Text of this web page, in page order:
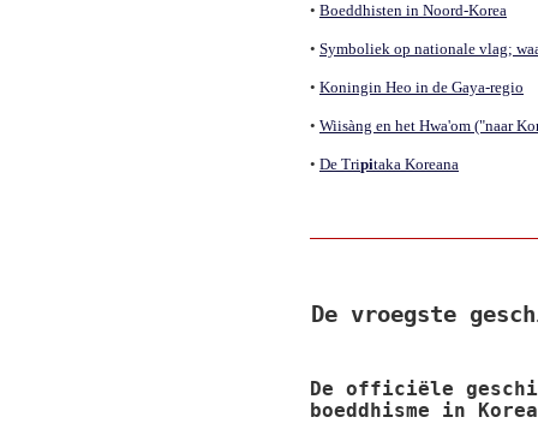
• Boeddhisten in Noord-Korea
• Symboliek op nationale vlag;
• Koningin Heo in de Gaya-regio
• Wiisàng en het Hwa'om ("naar
• De Tripitaka Koreana
De vroegste
De officiële
boeddhisme in